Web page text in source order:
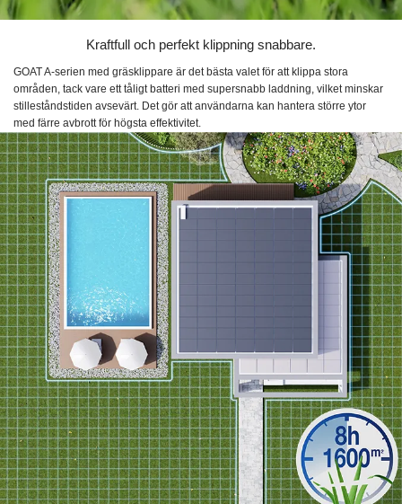
Kraftfull och perfekt klippning snabbare.
GOAT A-serien med gräsklippare är det bästa valet för att klippa stora
områden, tack vare ett tåligt batteri med supersnabb laddning, vilket minskar
stilleståndstiden avsevärt. Det gör att användarna kan hantera större ytor
med färre avbrott för högsta effektivitet.